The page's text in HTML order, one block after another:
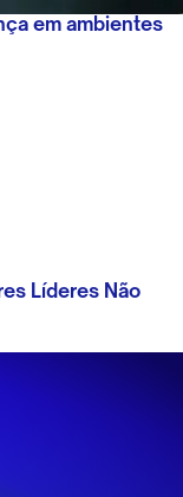
em ambientes
Líderes Não